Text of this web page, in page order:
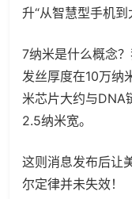
升“从智慧型手机到
7纳米是什么概念
发丝厚度在10万纳
米芯片大约与DNA
2.5纳米宽。
这则消息发布后让
尔定律并未失效！